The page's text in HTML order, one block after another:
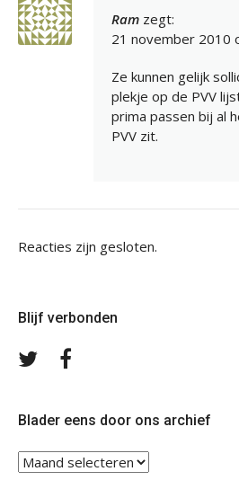
Ram zegt:
21 november 2010
Ze kunnen gelijk
plekje op de PVV
prima passen bij al
PVV zit.
Reacties zijn gesloten.
Blijf verbonden
Volg
Blader eens door ons archief
Blader
eens